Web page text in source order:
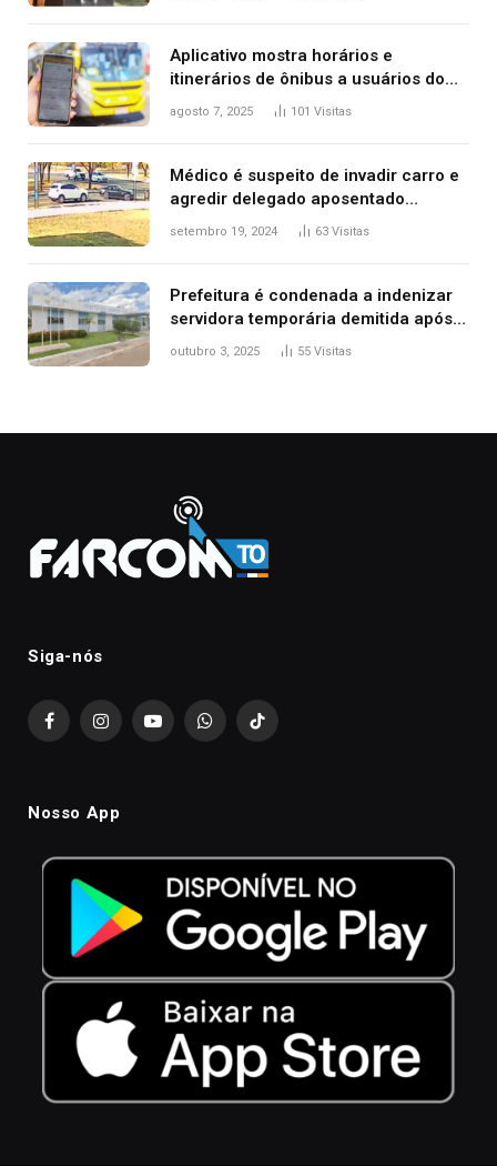
Aplicativo mostra horários e
itinerários de ônibus a usuários do
transporte público de Palmas; confira
agosto 7, 2025 101 Visitas
Médico é suspeito de invadir carro e
agredir delegado aposentado
durante confusão no trânsito
setembro 19, 2024 63 Visitas
Prefeitura é condenada a indenizar
servidora temporária demitida após
nascimento da filha
outubro 3, 2025 55 Visitas
Siga-nós
FacebookInstagramYouTubeWhatsAppTikTok
Nosso App